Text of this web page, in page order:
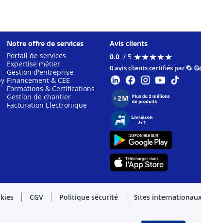
Notre offre de services
Portail de services
Expertise métier
Gestion d'entreprise
Financement & CEE
Formations & Certifications
Gestion de chantier
Facturation Electronique
Avis clients
0.0 / 5 ★★★★★
★★★★★
0 avis clients certifiés par
CGV Politique sécurité Sites